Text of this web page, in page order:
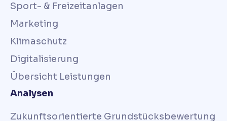
Sport- & Freizeitanlagen
Marketing
Klimaschutz
Digitalisierung
Übersicht Leistungen
Analysen
Zukunftsorientierte Grundstücksbewertung